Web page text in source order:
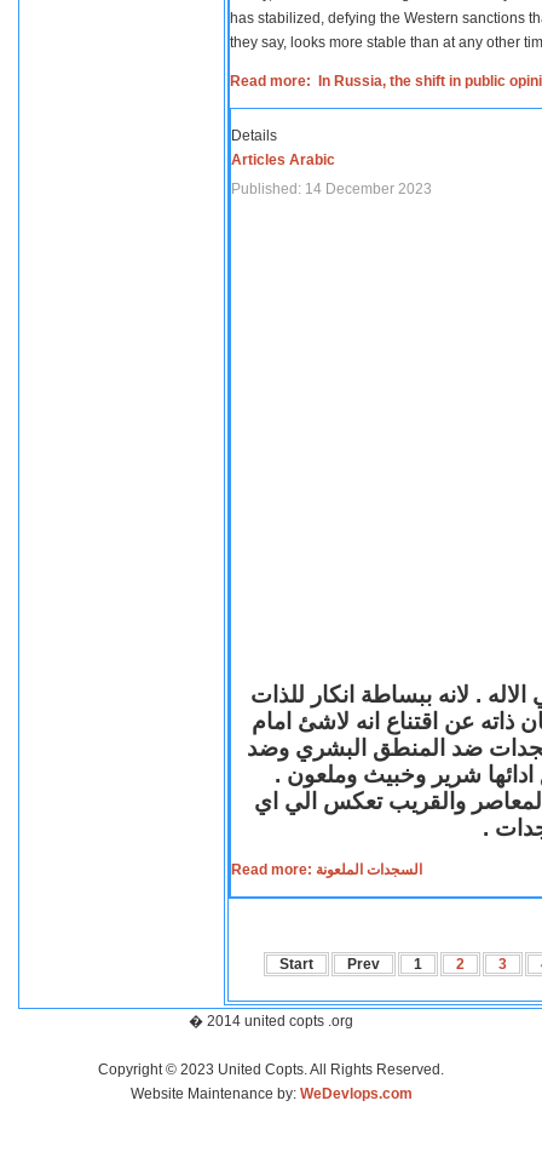
has stabilized, defying the Western sanctions
they say, looks more stable than at any other
Read more: In Russia, the shift in public
Details
Articles Arabic
Published: 14 December 2023
. لانه ببساطة انكار للذات
ذاته عن اقتناع انه لاشئ امام
ضد المنطق البشري وضد
ادائها شرير وخبيث وملعون .
المعاصر والقريب تعكس الي اي
.
Read more: السجدات الملعونة
Start Prev 1 2 3
� 2014 united copts .org
Copyright © 2023 United Copts. All Rights Reserved.
Website Maintenance by: WeDevlops.com